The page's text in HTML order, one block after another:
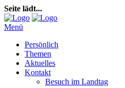
Seite lädt...
Menü
Persönlich
Themen
Aktuelles
Kontakt
Besuch im Landtag